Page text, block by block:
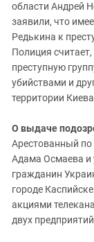
области Андрей
заявили, что
Редькина к
Полиция
преступную
убийствами и
территории
О выдаче
Арестованный
Адама Осмаева и
гражданин
городе
акциями
двух